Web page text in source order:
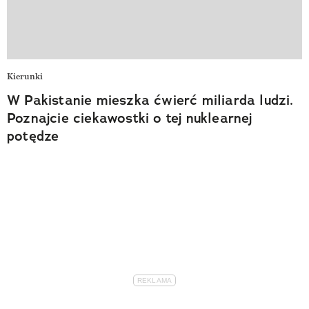
Kierunki
W Pakistanie mieszka ćwierć miliarda ludzi.
Poznajcie ciekawostki o tej nuklearnej
potędze